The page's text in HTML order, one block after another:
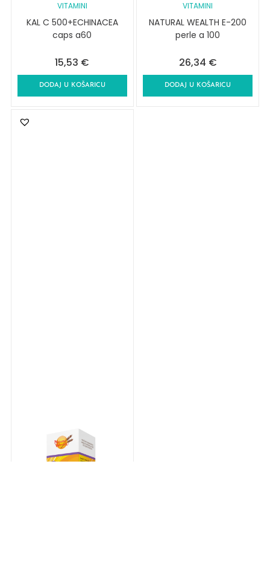
VITAMINI
KAL C 500+ECHINACEA
caps a60
15,53 €
DODAJ U KOŠARICU
VITAMINI
NATURAL WEALTH E-200
perle a 100
26,34 €
DODAJ U KOŠARICU